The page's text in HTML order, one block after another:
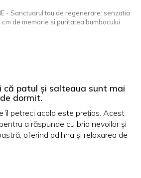
- Sanctuarul tau de regenerare: senzatia
de memorie si puritatea bumbacului
că patul și salteaua sunt mai
dormit.
îl petreci acolo este prețios. Acest
a răspunde cu brio nevoilor și
oferind odihna și relaxarea de